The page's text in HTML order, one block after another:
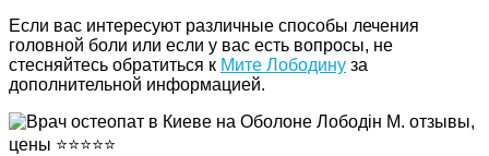
Если вас интересуют различные способы лечения
головной боли или если у вас есть вопросы, не
стесняйтесь обратиться к Мите Лободину за
дополнительной информацией.